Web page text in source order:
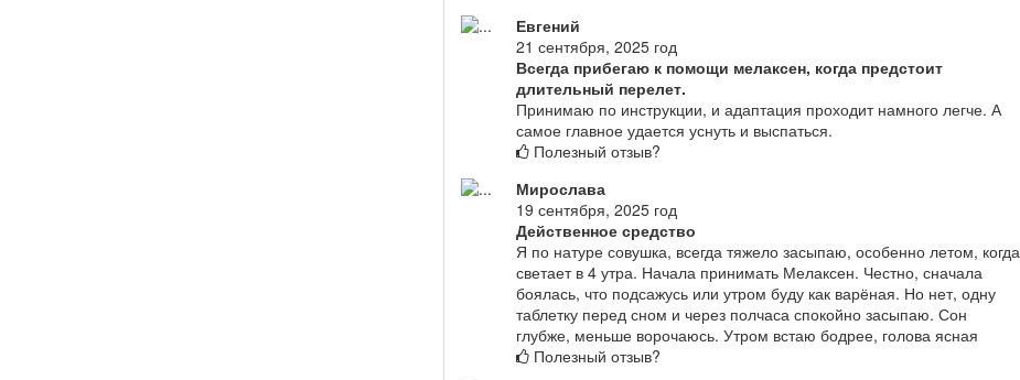
Евгений
21 сентября, 2025 год
Всегда прибегаю к помощи мелаксен, когда предстоит
длительный перелет.
Принимаю по инструкции, и адаптация проходит намного легче. А
самое главное удается уснуть и выспаться.
Полезный отзыв?
Мирослава
19 сентября, 2025 год
Действенное средство
Я по натуре совушка, всегда тяжело засыпаю, особенно летом, когда
светает в 4 утра. Начала принимать Мелаксен. Честно, сначала
боялась, что подсажусь или утром буду как варёная. Но нет, одну
таблетку перед сном и через полчаса спокойно засыпаю. Сон
глубже, меньше ворочаюсь. Утром встаю бодрее, голова ясная
Полезный отзыв?